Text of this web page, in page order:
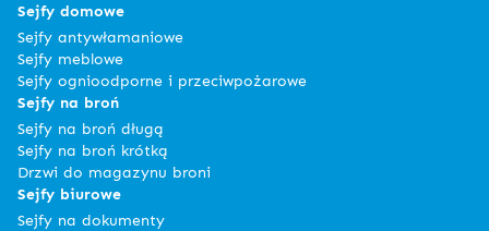
Sejfy domowe
Sejfy antywłamaniowe
Sejfy meblowe
Sejfy ognioodporne i przeciwpożarowe
Sejfy na broń
Sejfy na broń długą
Sejfy na broń krótką
Drzwi do magazynu broni
Sejfy biurowe
Sejfy na dokumenty